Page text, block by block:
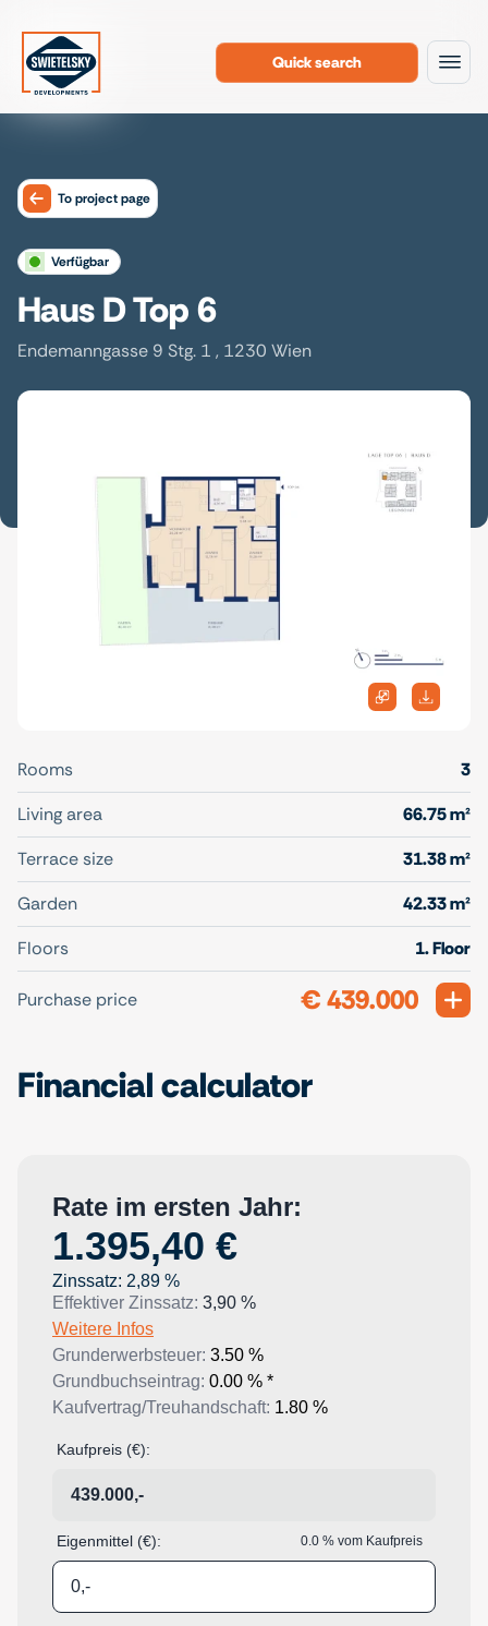
To the content Quick search
To project page
verfügbar
Haus D Top 6
Endemanngasse 9 Stg. 1 , 1230 Wien
Rooms
3
Living area
66.75 m²
Terrace size
31.38 m²
Garden
42.33 m²
Floors
1. Floor
Purchase price € 439.000
Financial calculator